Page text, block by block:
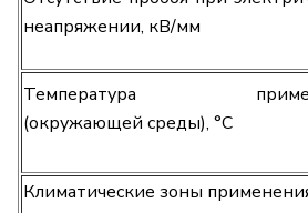
неапряжении, кВ/мм
Температура
(окружающей среды), °С
Климатические зоны